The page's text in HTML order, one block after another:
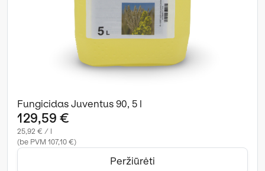
Fungicidas Juventus 90, 5 l
129,59 €
25,92 € / l
(be PVM 107,10 €)
Peržiūrėti